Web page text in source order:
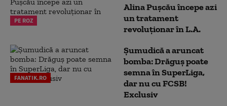
PE ROZ
Alina Pușcău începe azi
un tratament
revoluționar în L.A.
FANATIK.RO
Șumudică a aruncat
bomba: Drăguș poate
semna în SuperLiga,
dar nu cu FCSB!
Exclusiv